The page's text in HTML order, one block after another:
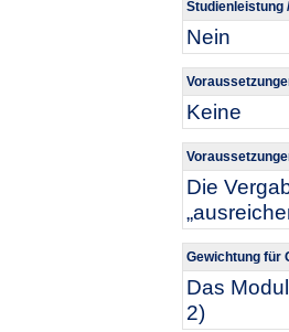
Studienleistung
Nein
Keine
Die
Gewichtung für
Das
2)